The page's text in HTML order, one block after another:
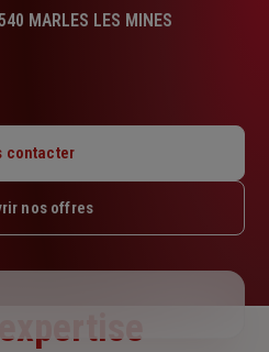
MARLES LES MINES
contacter
nos offres
expertise